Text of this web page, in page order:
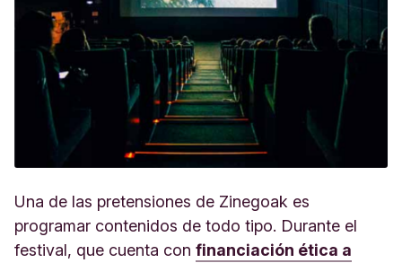
Una de las pretensiones de Zinegoak es
programar contenidos de todo tipo. Durante el
festival, que cuenta con financiación ética a